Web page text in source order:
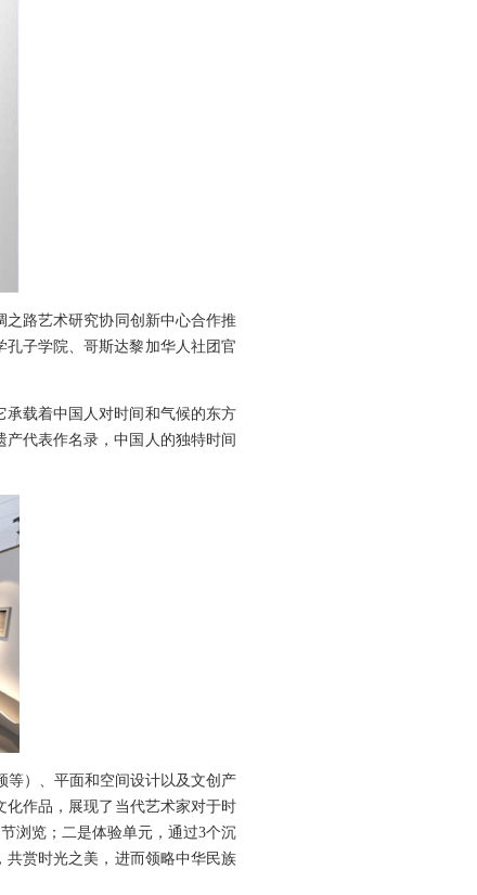
路艺术研究协同创新中心合作推
子学院、哥斯达黎加华人社团官
载着中国人对时间和气候的东方
产代表作名录，中国人的独特时间
）、平面和空间设计以及文创产
化作品，展现了当代艺术家对于时
浏览；二是体验单元，通过3个沉
赏时光之美，进而领略中华民族